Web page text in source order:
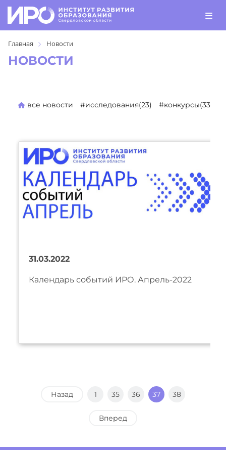
Главная Новости
НОВОСТИ
все новости #исследования(23) #конкурсы(330)
31.03.2022
Календарь событий ИРО. Апрель-2022
Назад 1 35 36 37 38
Вперед